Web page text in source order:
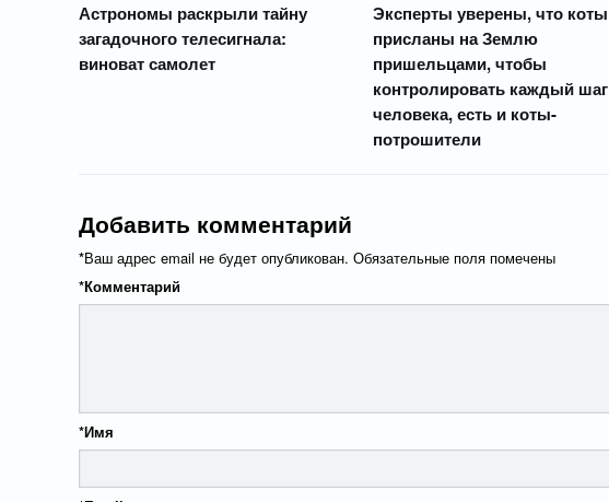
Астрономы раскрыли тайну
загадочного телесигнала:
виноват самолет
Эксперты уверены, что коты
присланы на Землю
пришельцами, чтобы
контролировать каждый шаг
человека, есть и коты-
потрошители
Добавить комментарий
Ваш адрес email не будет опубликован. Обязательные поля помечены
*
Комментарий
*
Имя
*